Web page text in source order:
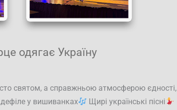
одягає Україну
святом, а справжньою атмосферою єдності,
у вишиванках
Щирі українські пісні